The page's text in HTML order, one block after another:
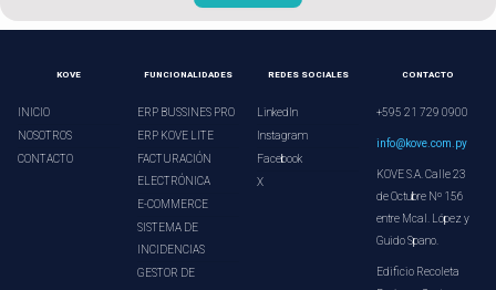
KOVE
INICIO
NOSOTROS
CONTACTO
FUNCIONALIDADES
ERP BUSSINES PRO
ERP KOVE LITE
FACTURACIÓN
ELECTRÓNICA
E-COMMERCE
SISTEMA DE
INCIDENCIAS
GESTOR DE
REDES SOCIALES
LinkedIn
Instagram
Facebook
X
CONTACTO
+595 21 729 0900
info@kove.com.py
KOVE S.A. Calle 23
de Octubre Nº 156
entre Mcal. López y
Guido Spano.
Edificio Recoleta